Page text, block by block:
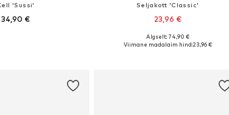
'Sussi'
34,90 €
Seljakott 'Classic'
23,96 €
Saadaolevad suurused: One Size
Algselt: 74,90 €
Viimane madalaim hind:23,96 €